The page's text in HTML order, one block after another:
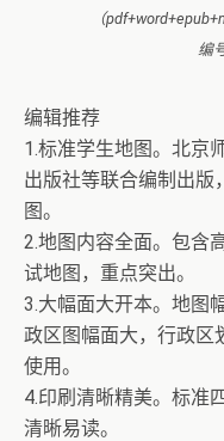
（
编
编辑推荐
1.标准学生地图。北京
出版社等联合编制出版
图。
2.地图内容全面。包含
试地图，重点突出。
3.大幅面大开本。地图
政区图幅面大，行政区
使用。
4.印刷清晰精美。标准
清晰易读。